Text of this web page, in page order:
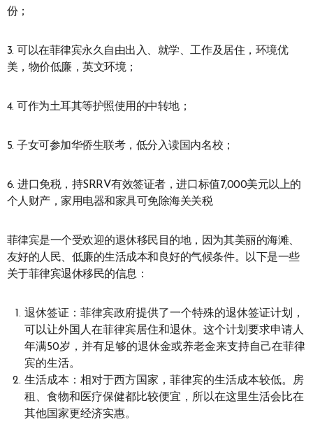
份；
3. 可以在菲律宾永久自由出入、就学、工作及居住，环境优
美，物价低廉，英文环境；
4. 可作为土耳其等护照使用的中转地；
5. 子女可参加华侨生联考，低分入读国内名校；
6. 进口免税，持SRRV有效签证者，进口标值7,000美元以上的
个人财产，家用电器和家具可免除海关关税
菲律宾是一个受欢迎的退休移民目的地，因为其美丽的海滩、
友好的人民、低廉的生活成本和良好的气候条件。以下是一些
关于菲律宾退休移民的信息：
退休签证：菲律宾政府提供了一个特殊的退休签证计划，
可以让外国人在菲律宾居住和退休。这个计划要求申请人
年满50岁，并有足够的退休金或养老金来支持自己在菲律
宾的生活。
生活成本：相对于西方国家，菲律宾的生活成本较低。房
租、食物和医疗保健都比较便宜，所以在这里生活会比在
其他国家更经济实惠。